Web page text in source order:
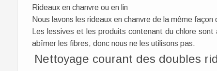
Rideaux en chanvre ou en lin
Nous lavons les rideaux en chanvre de la même façon
Les lessives et les produits contenant du chlore
abîmer les fibres, donc nous ne les utilisons pas.
Nettoyage courant des doubles